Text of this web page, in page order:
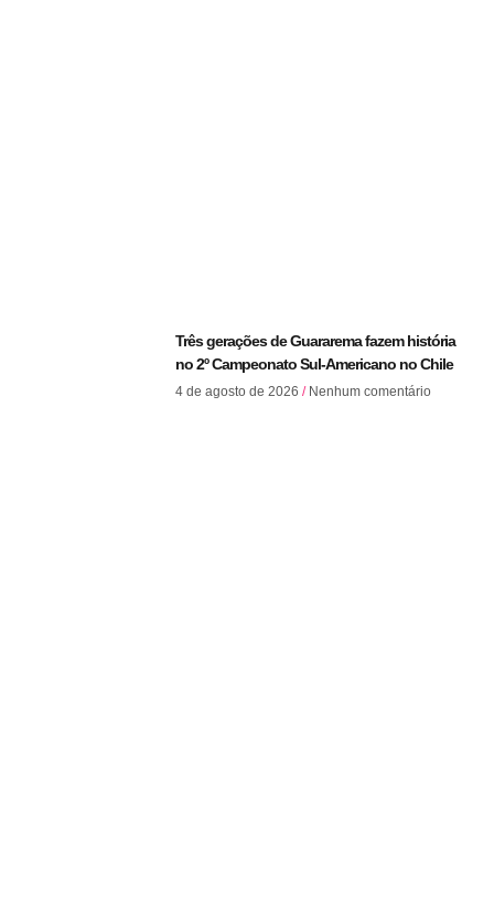
Três gerações de Guararema fazem história
no 2º Campeonato Sul-Americano no Chile
4 de agosto de 2026 Nenhum comentário